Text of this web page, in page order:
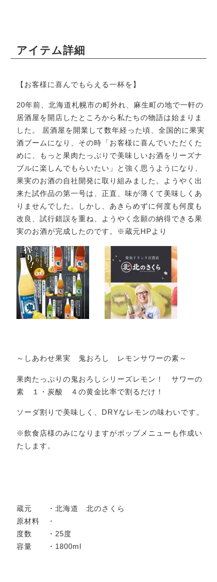
アイテム詳細
【お客様に喜んでもらえる一杯を】
20年前、北海道札幌市の町外れ、麻生町の地で一軒の
居酒屋を開店したところから私たちの物語は始まりま
した。 居酒屋を開業して数年経った頃、全国的に果実
酒ブームになり、その時「お客様に喜んでいただくた
めに、もっと果肉たっぷりで美味しいお酒をリーズナ
ブルに楽しんでもらいたい」と強く思うようになり、
果実のお酒の自社開発に取り組みました。ようやく出
来た試作品の第一号は、正直、味が薄くて美味しくあ
りませんでした。しかし、あきらめずに何度も何度も
改良、試行錯誤を重ね、ようやく念願の納得できる果
実のお酒が完成したのです。※蔵元HPより
～しあわせ果実 鬼おろし レモンサワーの素～
果肉たっぷりの鬼おろしシリーズレモン！ サワーの
素 １・炭酸 ４の黄金比率で割るだけ！
ソーダ割りで美味しく、DRYなレモンの味わいです。
※飲食店様のみになりますがポップメニューも作成い
たします。
蔵元 ・北海道 北のさくら
原材料 ・
度数 ・25度
容量 ・1800ml